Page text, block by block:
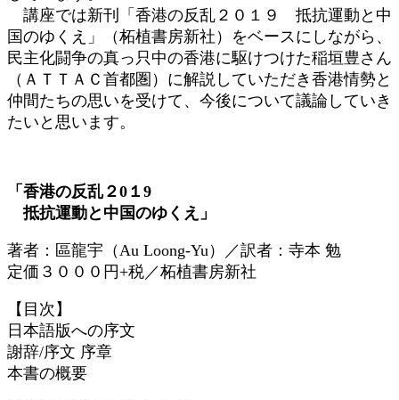
講座では新刊「香港の反乱２０１９ 抵抗運動と中
国のゆくえ」（柘植書房新社）をベースにしながら、
民主化闘争の真っ只中の香港に駆けつけた稲垣豊さん
（ＡＴＴＡＣ首都圏）に解説していただき香港情勢と
仲間たちの思いを受けて、今後について議論していき
たいと思います。
「香港の反乱２0１9
抵抗運動と中国のゆくえ」
著者：區龍宇（Au Loong-Yu）／訳者：寺本 勉
定価３０００円+税／柘植書房新社
【目次】
日本語版への序文
謝辞/序文 序章
本書の概要